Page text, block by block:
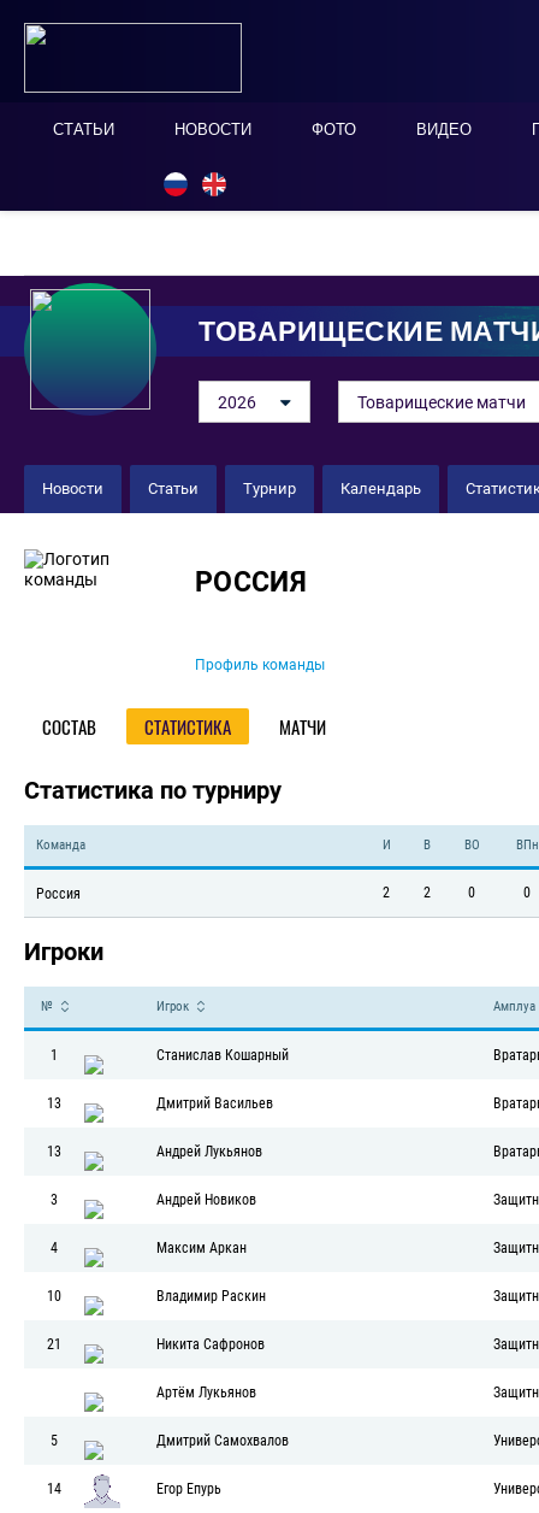
СТАТЬИ НОВОСТИ ФОТО ВИДЕО
ОНЛАЙН ТАБЛО СКРЫТЬ
ТОВАРИЩЕСКИЕ
2026 Товарищеские матчи
Новости Статьи Турнир Календарь
Команда
РОССИЯ
Профиль команды
СОСТАВ СТАТИСТИКА МАТЧИ
Статистика по турниру
Команда И В ВО ВПн
Россия 2 2 0 0
Игроки
№ Игрок Амплуа
1 Станислав Кошарный
13 Дмитрий Васильев
13 Андрей Лукьянов
3 Андрей Новиков
4 Максим Аркан
10 Владимир Раскин
21 Никита Сафронов
Артём Лукьянов
5 Дмитрий Самохвалов
14 Егор Епурь